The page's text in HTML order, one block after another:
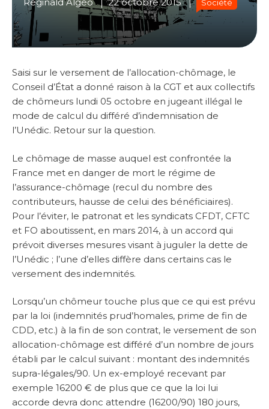
Réginald Algéo 22 octobre 2015 Société
Saisi sur le versement de l’allocation-chômage, le
Conseil d’État a donné raison à la CGT et aux collectifs
de chômeurs lundi 05 octobre en jugeant illégal le
mode de calcul du différé d’indemnisation de
l’Unédic. Retour sur la question.
Le chômage de masse auquel est confrontée la
France met en danger de mort le régime de
l’assurance-chômage (recul du nombre des
contributeurs, hausse de celui des bénéficiaires).
Pour l’éviter, le patronat et les syndicats CFDT, CFTC
et FO aboutissent, en mars 2014, à un accord qui
prévoit diverses mesures visant à juguler la dette de
l’Unédic ; l’une d’elles diffère dans certains cas le
versement des indemnités.
Lorsqu’un chômeur touche plus que ce qui est prévu
par la loi (indemnités prud’homales, prime de fin de
CDD, etc.) à la fin de son contrat, le versement de son
allocation-chômage est différé d’un nombre de jours
établi par le calcul suivant : montant des indemnités
supra-légales/90. Un ex-employé recevant par
exemple 16200 € de plus que ce que la loi lui
accorde devra donc attendre (16200/90) 180 jours,